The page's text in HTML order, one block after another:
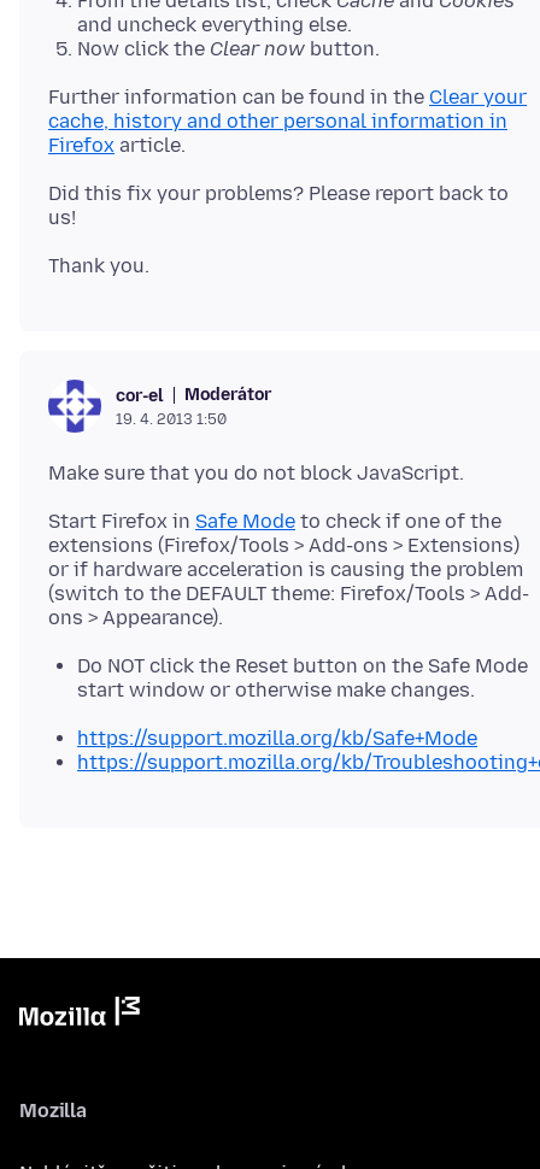
and uncheck everything else.
Now click the Clear now button.
Further information can be found in the Clear your
cache, history and other personal information in
Firefox
Did this fix your problems? Please report back to
cor-el Moderátor
19. 4. 2013 1:50
Start Firefox in Safe Mode to check if one of the
extensions (Firefox/Tools > Add-ons > Extensions)
or if hardware acceleration is causing the problem
(switch to the DEFAULT theme: Firefox/Tools > Add-
Do NOT click the Reset button on the Safe Mode
start window or otherwise make changes.
https://support.mozilla.org/kb/Safe+Mode
https://support.mozilla.org/kb/
Mozilla